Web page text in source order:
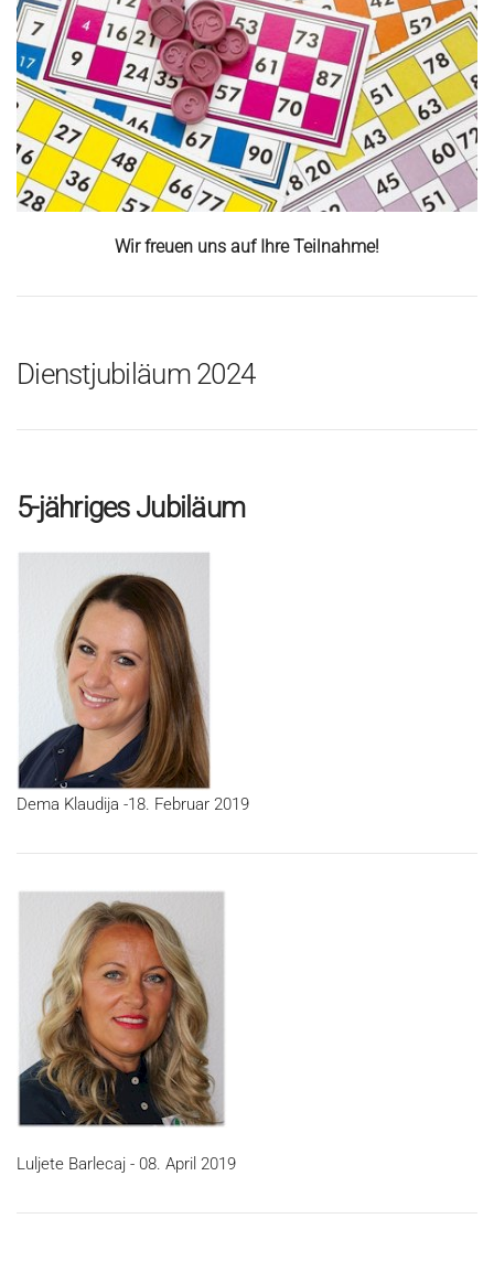
Wir freuen uns auf Ihre Teilnahme!
Dienstjubiläum 2024
5-jähriges Jubiläum
Dema Klaudija -18. Februar 2019
Luljete Barlecaj - 08. April 2019